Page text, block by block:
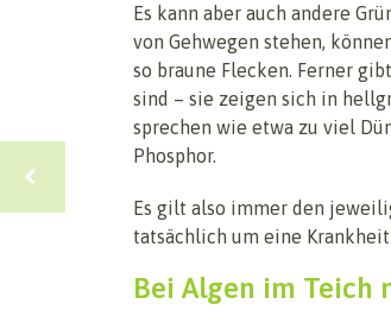
Es kann aber auch andere
von Gehwegen stehen,
so braune Flecken. Ferner
sind – sie zeigen sich in
sprechen wie etwa zu viel
Phosphor.
Es gilt also immer den
tatsächlich um eine
Bei Algen im Teich